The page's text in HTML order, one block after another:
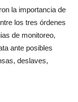
la importancia de
los tres órdenes
de monitoreo,
ante posibles
deslaves,